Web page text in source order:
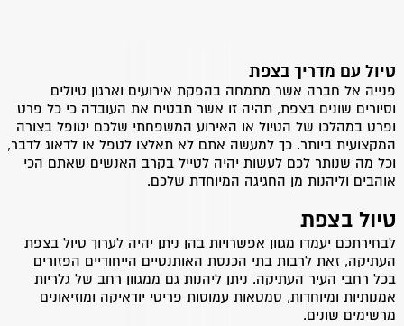
טיול עם מדריך בצפת
פנייה אל חברה אשר מתמחה בהפקת אירועים וארגון טיולים
וסיורים שונים בצפת, תהיה זו אשר תבטיח את העובדה כי כל פרט
ופרט במהלכו של הטיול או האירוע המשפחתי שלכם יטופל בצורה
המקצועית ביותר. כך למעשה אתם לא תאלצו לטפל או לדאוג לדבר,
וכל מה שנותר לכם לעשות יהיה לטייל בקרב האנשים שאתם הכי
אוהבים וליהנות מן החגיגה המיוחדת שלכם.
טיול בצפת
לבחירתכם יעמדו מגוון אפשרויות בהן ניתן יהיה לערוך טיול בצפת
העתיקה, זאת לרבות בתי הכנסת האותנטיים הייחודיים הפזורים
בכל רחבי העיר העתיקה. ניתן ליהנות גם ממגוון רחב של גלריות
אמנותיות ומיוחדות, סמטאות עמוסות פריטי יודאיקה ומוזיאונים
מרשימים שונים.